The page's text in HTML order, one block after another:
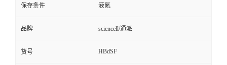
保存条件 液氮
品牌 sciencell/通派
货号 HBdSF